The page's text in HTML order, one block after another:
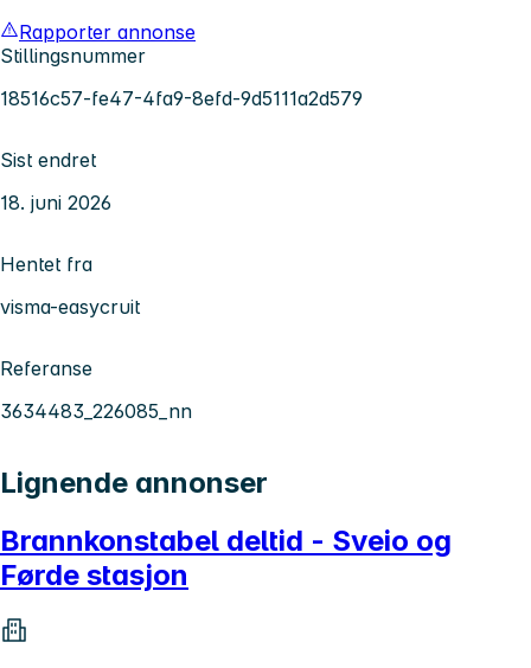
Rapporter annonse
Stillingsnummer
18516c57-fe47-4fa9-8efd-9d5111a2d579
Sist endret
18. juni 2026
Hentet fra
visma-easycruit
Referanse
3634483_226085_nn
Lignende annonser
Brannkonstabel deltid - Sveio og
Førde stasjon